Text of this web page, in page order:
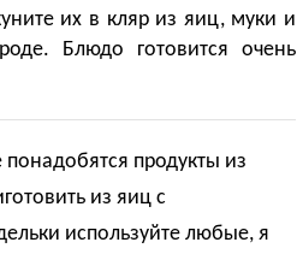
их в кляр из яиц, муки и
Блюдо готовится очень
продукты из
из яиц с
используйте любые, я